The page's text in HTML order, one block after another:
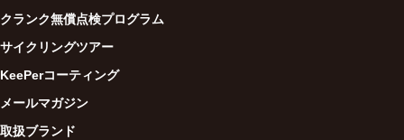
クランク無償点検プログラム
サイクリングツアー
KeePerコーティング
メールマガジン
取扱ブランド